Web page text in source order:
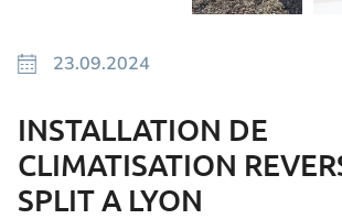
23.09.2024
INSTALLATION DE
CLIMATISATION
SPLIT A LYON